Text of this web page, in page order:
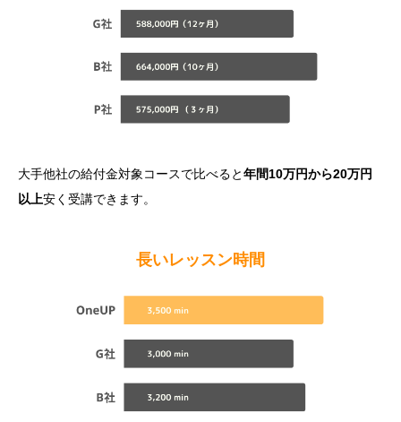
大手他社の給付金対象コースで比べると年間10万円から20万円
以上安く受講できます。
長いレッスン時間